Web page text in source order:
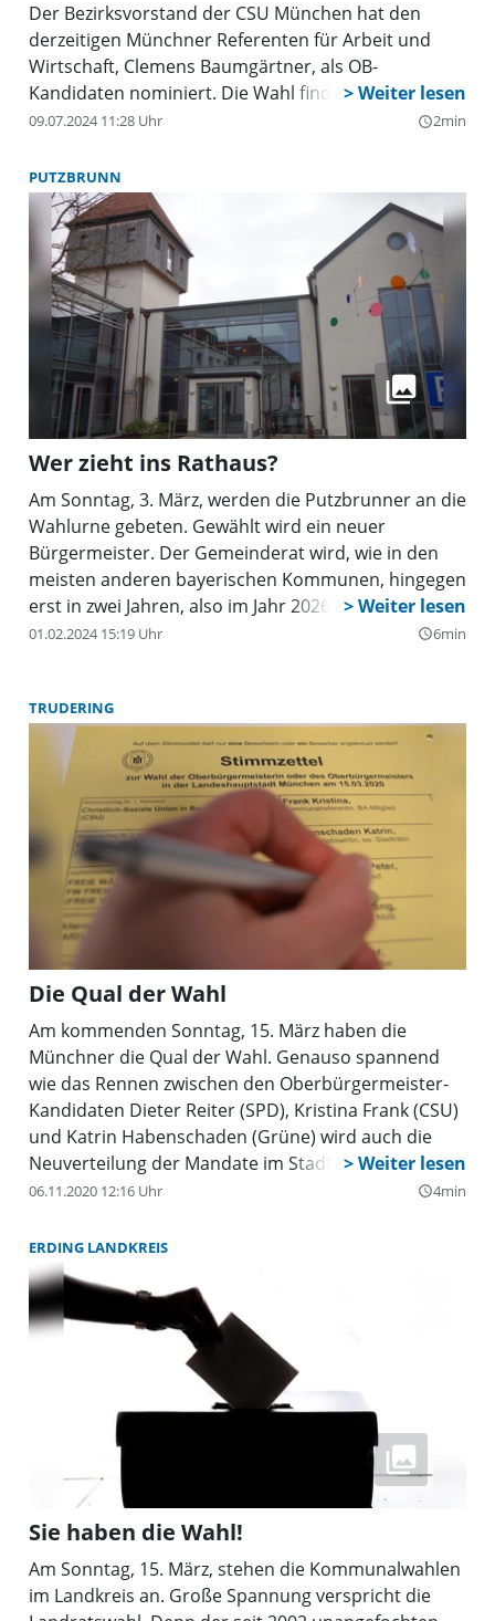
Der Bezirksvorstand der CSU München hat den
derzeitigen Münchner Referenten für Arbeit und
Wirtschaft, Clemens Baumgärtner, als OB-
Kandidaten nominiert. Die Wahl findet 2026 statt.
09.07.2024 11:28 Uhr query_builder2min
PUTZBRUNN
Wer zieht ins Rathaus?
Am Sonntag, 3. März, werden die Putzbrunner an die
Wahlurne gebeten. Gewählt wird ein neuer
Bürgermeister. Der Gemeinderat wird, wie in den
meisten anderen bayerischen Kommunen, hingegen
erst in zwei Jahren, also im Jahr 2026 gewählt.
01.02.2024 15:19 Uhr query_builder6min
TRUDERING
Die Qual der Wahl
Am kommenden Sonntag, 15. März haben die
Münchner die Qual der Wahl. Genauso spannend
wie das Rennen zwischen den Oberbürgermeister-
Kandidaten Dieter Reiter (SPD), Kristina Frank (CSU)
und Katrin Habenschaden (Grüne) wird auch die
Neuverteilung der Mandate im Stadtrat und
Bezirksausschüssen sein.
06.11.2020 12:16 Uhr query_builder4min
ERDING LANDKREIS
Sie haben die Wahl!
Am Sonntag, 15. März, stehen die Kommunalwahlen
im Landkreis an. Große Spannung verspricht die